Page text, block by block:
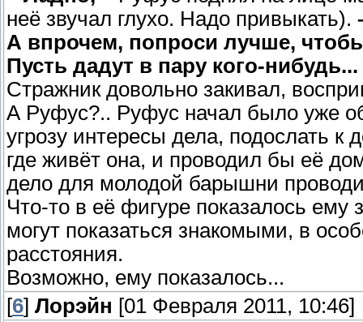
неё звучал глухо. Надо привыкать).
А впрочем, попроси лучше,
Пусть дадут в пару кого-
Стражник довольно закивал,
А Руфус?.. Руфус начал было уже
угрозу интересы дела, подослать к
где живёт она, и проводил бы её
дело для молодой барышни
Что-то в её фигуре показалось
могут показаться знакомыми, в
расстояния.
Возможно, ему показалось...
[6] Лорэйн [01 Февраля 2011, 10:46]